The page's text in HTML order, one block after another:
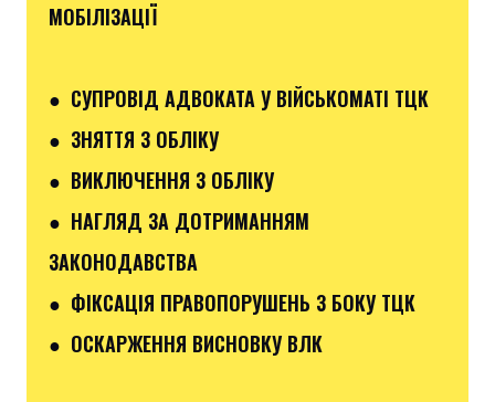
МОБІЛІЗАЦІЇ
● СУПРОВІД АДВОКАТА У ВІЙСЬКОМАТІ ТЦК
● ЗНЯТТЯ З ОБЛІКУ
● ВИКЛЮЧЕННЯ З ОБЛІКУ
● НАГЛЯД ЗА ДОТРИМАННЯМ
ЗАКОНОДАВСТВА
● ФІКСАЦІЯ ПРАВОПОРУШЕНЬ З БОКУ ТЦК
● ОСКАРЖЕННЯ ВИСНОВКУ ВЛК